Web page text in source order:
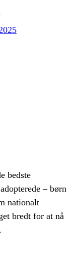
bedste
– børn
nationalt
bredt for at nå